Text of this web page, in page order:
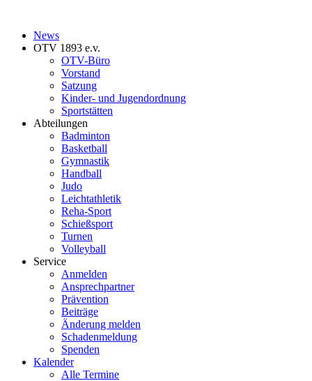
News
OTV 1893 e.v.
OTV-Büro
Vorstand
Satzung
Kinder- und Jugendordnung
Sportstätten
Abteilungen
Badminton
Basketball
Gymnastik
Handball
Judo
Leichtathletik
Reha-Sport
Schießsport
Turnen
Volleyball
Service
Anmelden
Ansprechpartner
Prävention
Beiträge
Änderung melden
Schadenmeldung
Spenden
Kalender
Alle Termine